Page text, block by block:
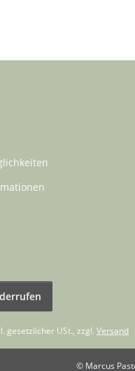
gesetzlicher USt., zzgl. Versand
© Marcus